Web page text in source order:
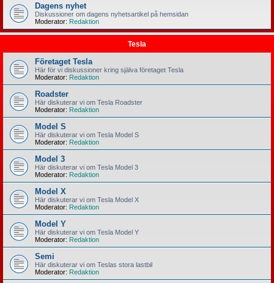
Dagens nyhet
Diskussioner om dagens nyhetsartikel på hemsidan
Moderator: Redaktion
Tesla
Företaget Tesla
Här för vi diskussioner kring själva företaget Tesla
Moderator: Redaktion
Roadster
Här diskuterar vi om Tesla Roadster
Moderator: Redaktion
Model S
Här diskuterar vi om Tesla Model S
Moderator: Redaktion
Model 3
Här diskuterar vi om Tesla Model 3
Moderator: Redaktion
Model X
Här diskuterar vi om Tesla Model X
Moderator: Redaktion
Model Y
Här diskuterar vi om Tesla Model Y
Moderator: Redaktion
Semi
Här diskuterar vi om Teslas stora lastbil
Moderator: Redaktion